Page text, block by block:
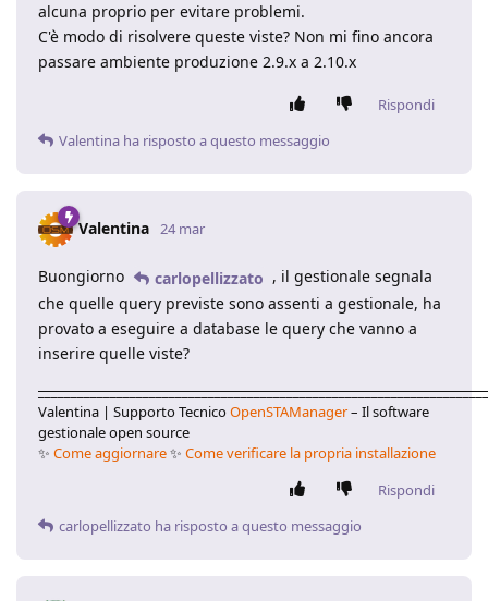
alcuna proprio per evitare problemi.
C'è modo di risolvere queste viste? Non mi fino ancora
passare ambiente produzione 2.9.x a 2.10.x
Rispondi
Valentina ha risposto a questo messaggio
Valentina 24 mar
Buongiorno carlopellizzato , il gestionale segnala
che quelle query previste sono assenti a gestionale, ha
provato a eseguire a database le query che vanno a
inserire quelle viste?
Valentina | Supporto TecnicoOpenSTAManager– Il software
gestionale open source
✨ Come aggiornare✨ Come verificare la propria installazione
Rispondi
carlopellizzato ha risposto a questo messaggio